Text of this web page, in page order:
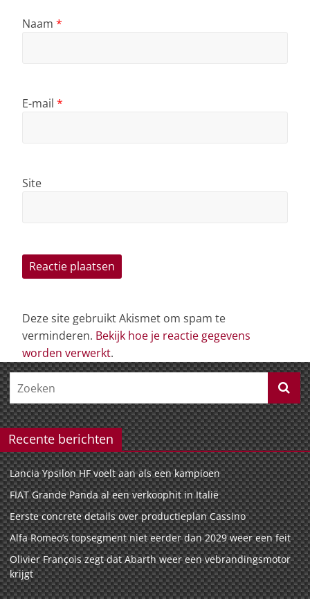
Naam *
E-mail *
Site
Deze site gebruikt Akismet om spam te
verminderen. Bekijk hoe je reactie gegevens
worden verwerkt.
Recente berichten
Lancia Ypsilon HF voelt aan als een kampioen
FIAT Grande Panda al een verkoophit in Italië
Eerste concrete details over productieplan Cassino
Alfa Romeo’s topsegment niet eerder dan 2029 weer een feit
Olivier François zegt dat Abarth weer een vebrandingsmotor
krijgt